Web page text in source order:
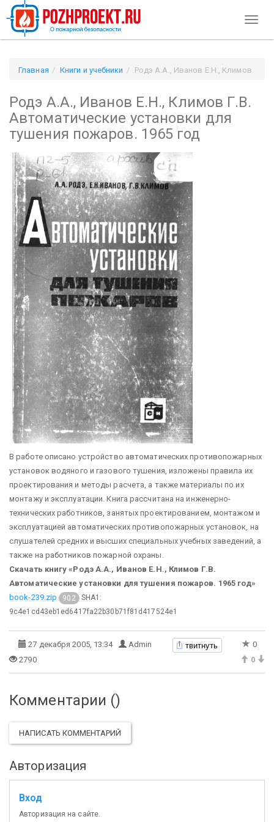
Главная Книги и учебники
Родэ А.А., Иванов Е.Н., Климов
год
Родэ А.А., Иванов Е.Н., Климов Г.В.
Автоматические установки для
тушения пожаров. 1965 год
В работе описано устройство автоматических противопожарных
установок водяного и газового тушения, изложены правила их
проектирования и методы расчета, а также материалы по их
монтажу и эксплуатации. Книга рассчитана на инженерно-
технических работников, занятых проектированием, монтажом и
эксплуатацией автоматических противопожарных установок, на
слушателей средних и высших специальных учебных заведений, а
также на работников пожарной охраны.
Скачать книгу «Родэ А.А., Иванов Е.Н., Климов Г.В.
Автоматические установки для тушения пожаров. 1965 год»
book-239.zip
902
SHA1:
9c4e1cd43eb1ed6417fa22b30b71f81d417524e1
27 декабря 2005, 13:34 Admin твитнуть
0
2790
0
Комментарии ()
НАПИСАТЬ КОММЕНТАРИЙ
Авторизация
Вход
Авторизация на сайте.